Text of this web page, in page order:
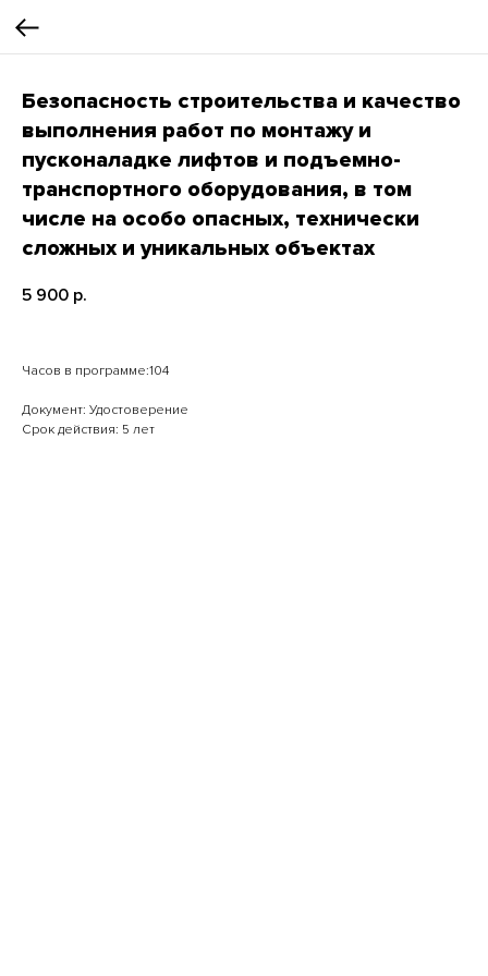
Безопасность строительства и качество
выполнения работ по монтажу и
пусконаладке лифтов и подъемно-
транспортного оборудования, в том
числе на особо опасных, технически
сложных и уникальных объектах
5 900 р.
Часов в программе:104
Документ: Удостоверение
Срок действия: 5 лет